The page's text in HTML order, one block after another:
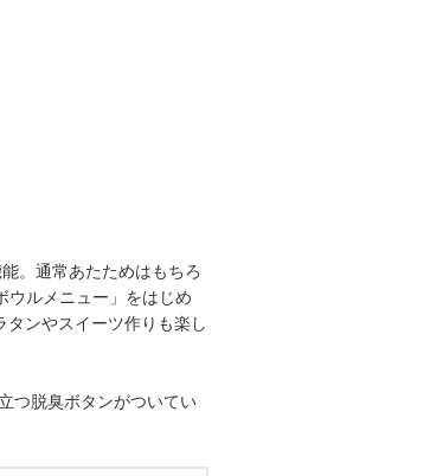
。通常あたためはもちろ
ウルメニュー」をはじめ
ンやスイーツ作りも楽し
つ脱臭ボタンがついてい